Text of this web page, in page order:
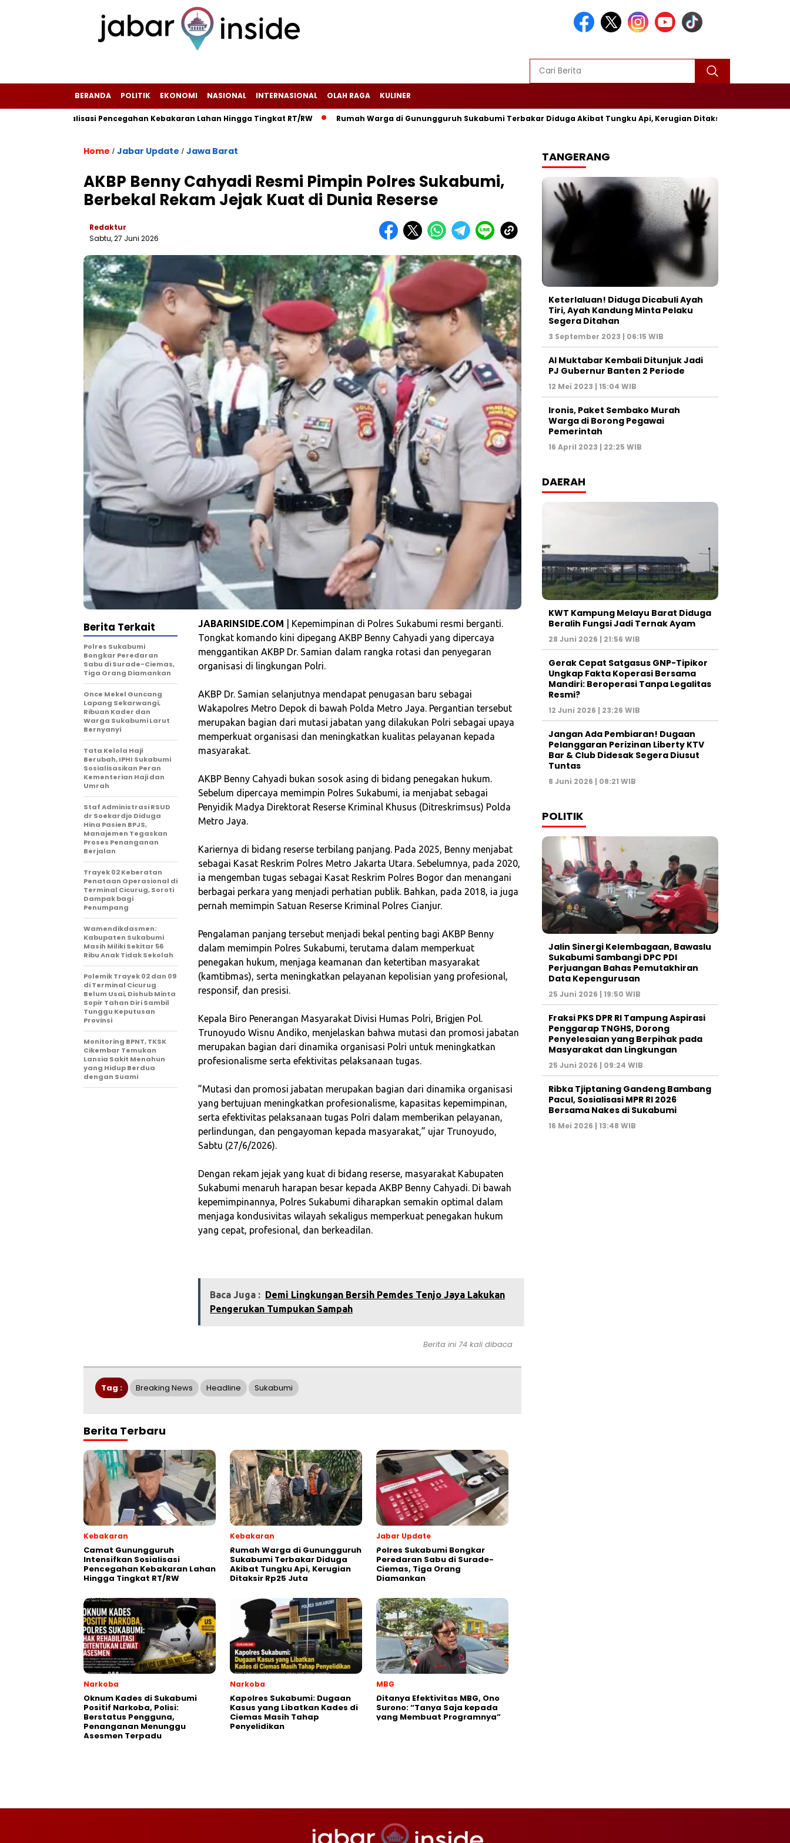
BERANDA POLITIK EKONOMI NASIONAL INTERNASIONAL OLAH RAGA KULINER
Sosialisasi Pencegahan Kebakaran Lahan Hingga Tingkat RT/RW‎ ‎Rumah Warga di Gunungguruh Sukabumi Terbakar Diduga Akibat Tungku Api, Kerugian Ditaksir Rp25 Juta
Home / Jabar Update / Jawa Barat
‎AKBP Benny Cahyadi Resmi Pimpin Polres Sukabumi,
Berbekal Rekam Jejak Kuat di Dunia Reserse‎
Redaktur
Sabtu, 27 Juni 2026
JABARINSIDE.COM | Kepemimpinan di Polres Sukabumi resmi berganti.
Tongkat komando kini dipegang AKBP Benny Cahyadi yang dipercaya
menggantikan AKBP Dr. Samian dalam rangka rotasi dan penyegaran
organisasi di lingkungan Polri.
‎AKBP Dr. Samian selanjutnya mendapat penugasan baru sebagai
Wakapolres Metro Depok di bawah Polda Metro Jaya. Pergantian tersebut
merupakan bagian dari mutasi jabatan yang dilakukan Polri sebagai upaya
memperkuat organisasi dan meningkatkan kualitas pelayanan kepada
masyarakat.
‎AKBP Benny Cahyadi bukan sosok asing di bidang penegakan hukum.
Sebelum dipercaya memimpin Polres Sukabumi, ia menjabat sebagai
Penyidik Madya Direktorat Reserse Kriminal Khusus (Ditreskrimsus) Polda
Metro Jaya.
‎Kariernya di bidang reserse terbilang panjang. Pada 2025, Benny menjabat
sebagai Kasat Reskrim Polres Metro Jakarta Utara. Sebelumnya, pada 2020,
ia mengemban tugas sebagai Kasat Reskrim Polres Bogor dan menangani
berbagai perkara yang menjadi perhatian publik. Bahkan, pada 2018, ia juga
pernah memimpin Satuan Reserse Kriminal Polres Cianjur.
‎Pengalaman panjang tersebut menjadi bekal penting bagi AKBP Benny
dalam memimpin Polres Sukabumi, terutama dalam memperkuat
penegakan hukum, menjaga keamanan dan ketertiban masyarakat
(kamtibmas), serta meningkatkan pelayanan kepolisian yang profesional,
responsif, dan presisi.
‎Kepala Biro Penerangan Masyarakat Divisi Humas Polri, Brigjen Pol.
Trunoyudo Wisnu Andiko, menjelaskan bahwa mutasi dan promosi jabatan
merupakan bagian dari dinamika organisasi Polri untuk meningkatkan
profesionalisme serta efektivitas pelaksanaan tugas.
‎”Mutasi dan promosi jabatan merupakan bagian dari dinamika organisasi
yang bertujuan meningkatkan profesionalisme, kapasitas kepemimpinan,
serta efektivitas pelaksanaan tugas Polri dalam memberikan pelayanan,
perlindungan, dan pengayoman kepada masyarakat,” ujar Trunoyudo,
Sabtu (27/6/2026).
‎Dengan rekam jejak yang kuat di bidang reserse, masyarakat Kabupaten
Sukabumi menaruh harapan besar kepada AKBP Benny Cahyadi. Di bawah
kepemimpinannya, Polres Sukabumi diharapkan semakin optimal dalam
menjaga kondusivitas wilayah sekaligus memperkuat penegakan hukum
yang cepat, profesional, dan berkeadilan.
Baca Juga : Demi Lingkungan Bersih Pemdes Tenjo Jaya Lakukan
Pengerukan Tumpukan Sampah
Berita Terkait
Polres Sukabumi
Bongkar Peredaran
Sabu di Surade-Ciemas,
Tiga Orang Diamankan
Once Mekel Guncang
Lapang Sekarwangi,
Ribuan Kader dan
Warga Sukabumi Larut
Bernyanyi
Tata Kelola Haji
Berubah, IPHI Sukabumi
Sosialisasikan Peran
Kementerian Haji dan
Umrah
Staf Administrasi RSUD
dr Soekardjo Diduga
Hina Pasien BPJS,
Manajemen Tegaskan
Proses Penanganan
Berjalan
‎Trayek 02 Keberatan
Penataan Operasional di
Terminal Cicurug, Soroti
Dampak bagi
Penumpang
Wamendikdasmen:
Kabupaten Sukabumi
Masih Miliki Sekitar 56
Ribu Anak Tidak Sekolah
Polemik Trayek 02 dan 09
di Terminal Cicurug
Belum Usai, Dishub Minta
Sopir Tahan Diri Sambil
Tunggu Keputusan
Provinsi
‎Monitoring BPNT, TKSK
Cikembar Temukan
Lansia Sakit Menahun
yang Hidup Berdua
dengan Suami
Berita ini 74 kali dibaca
Tag : Breaking News Headline Sukabumi
Berita Terbaru
Kebakaran
‎‎Camat Gunungguruh
Intensifkan Sosialisasi
Pencegahan Kebakaran Lahan
Hingga Tingkat RT/RW‎
Kebakaran
‎Rumah Warga di Gunungguruh
Sukabumi Terbakar Diduga
Akibat Tungku Api, Kerugian
Ditaksir Rp25 Juta
Jabar Update
Polres Sukabumi Bongkar
Peredaran Sabu di Surade-
Ciemas, Tiga Orang
Diamankan
Narkoba
Oknum Kades di Sukabumi
Positif Narkoba, Polisi:
Berstatus Pengguna,
Penanganan Menunggu
Asesmen Terpadu
Narkoba
Kapolres Sukabumi: Dugaan
Kasus yang Libatkan Kades di
Ciemas Masih Tahap
Penyelidikan
MBG
‎Ditanya Efektivitas MBG, Ono
Surono: “Tanya Saja kepada
yang Membuat Programnya”‎
TANGERANG
Keterlaluan! Diduga Dicabuli Ayah
Tiri, Ayah Kandung Minta Pelaku
Segera Ditahan
3 September 2023 | 06:15 WIB
Al Muktabar Kembali Ditunjuk Jadi
PJ Gubernur Banten 2 Periode
12 Mei 2023 | 15:04 WIB
Ironis, Paket Sembako Murah
Warga di Borong Pegawai
Pemerintah
16 April 2023 | 22:25 WIB
DAERAH
KWT Kampung Melayu Barat Diduga
Beralih Fungsi Jadi Ternak Ayam
28 Juni 2026 | 21:56 WIB
Gerak Cepat Satgasus GNP-Tipikor
Ungkap Fakta Koperasi Bersama
Mandiri: Beroperasi Tanpa Legalitas
Resmi?
12 Juni 2026 | 23:26 WIB
Jangan Ada Pembiaran! Dugaan
Pelanggaran Perizinan Liberty KTV
Bar & Club Didesak Segera Diusut
Tuntas
8 Juni 2026 | 08:21 WIB
POLITIK
Jalin Sinergi Kelembagaan, Bawaslu
Sukabumi Sambangi DPC PDI
Perjuangan Bahas Pemutakhiran
Data Kepengurusan
25 Juni 2026 | 19:50 WIB
‎Fraksi PKS DPR RI Tampung Aspirasi
Penggarap TNGHS, Dorong
Penyelesaian yang Berpihak pada
Masyarakat dan Lingkungan‎
25 Juni 2026 | 09:24 WIB
Ribka Tjiptaning Gandeng Bambang
Pacul, Sosialisasi MPR RI 2026
Bersama Nakes di Sukabumi
16 Mei 2026 | 13:48 WIB